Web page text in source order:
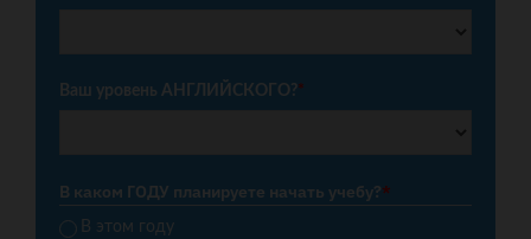
Ваш уровень АНГЛИЙСКОГО?*
В каком ГОДУ планируете начать учебу?*
В этом году